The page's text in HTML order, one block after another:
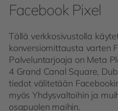
Facebook Pixel
Tällä verkkosivustolla
konversiomittausta varten
Palveluntarjoaja on Meta
4 Grand Canal Square,
tiedot välitetään
myös Yhdysvaltoihin ja
osapuolen maihin.